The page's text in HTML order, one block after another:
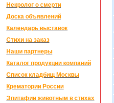
Некролог о смерти
Доска объявлений
Календарь выставок
Стихи на заказ
Наши партнеры
Каталог продукции компаний
Список кладбищ Москвы
Крематории России
Эпитафии животным в стихах